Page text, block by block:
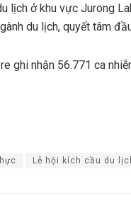
lịch ở khu vực Jurong
du lịch, quyết tâm
ghi nhận 56.771 ca
Lễ hội kích cầu du